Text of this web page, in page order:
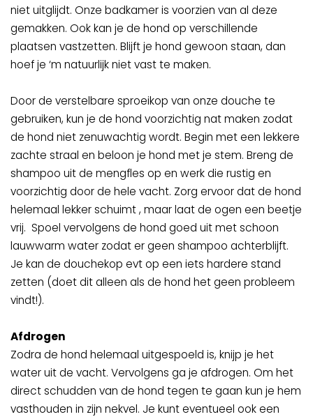
niet uitglijdt. Onze badkamer is voorzien van al deze
gemakken. Ook kan je de hond op verschillende
plaatsen vastzetten. Blijft je hond gewoon staan, dan
hoef je ‘m natuurlijk niet vast te maken.
Door de verstelbare sproeikop van onze douche te
gebruiken, kun je de hond voorzichtig nat maken zodat
de hond niet zenuwachtig wordt. Begin met een lekkere
zachte straal en beloon je hond met je stem. Breng de
shampoo uit de mengfles op en werk die rustig en
voorzichtig door de hele vacht. Zorg ervoor dat de hond
helemaal lekker schuimt , maar laat de ogen een beetje
vrij. Spoel vervolgens de hond goed uit met schoon
lauwwarm water zodat er geen shampoo achterblijft.
Je kan de douchekop evt op een iets hardere stand
zetten (doet dit alleen als de hond het geen probleem
vindt!).
Afdrogen
Zodra de hond helemaal uitgespoeld is, knijp je het
water uit de vacht. Vervolgens ga je afdrogen. Om het
direct schudden van de hond tegen te gaan kun je hem
vasthouden in zijn nekvel. Je kunt eventueel ook een